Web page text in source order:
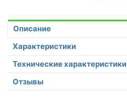
Описание
Характеристики
Технические характеристики
Отзывы